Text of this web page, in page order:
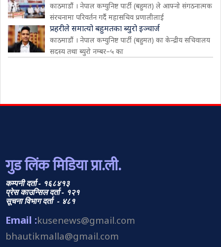
काठमाडौं । नेपाल कम्युनिष्ट पार्टी (बहुमत) ले आफ्नो संगठनात्मक
संरचनामा परिवर्तन गर्दै महासचिव प्रणालीलाई
प्रहरीले समात्यो बहुमतका ब्युरो इञ्चार्ज
काठमाडौं । नेपाल कम्युनिष्ट पार्टी (बहुमत) का केन्द्रीय सचिवालय
सदस्य तथा ब्युरो नम्बर–५ का
गुड लिंक मिडिया प्रा.ली.
कम्पनी दर्ता - १६८४१३
प्रेस काउन्सिल दर्ता - १२१
सूचना विभाग दर्ता - ४८१
Email :kusenews@gmail.com
bhautikmalla@gmail.com